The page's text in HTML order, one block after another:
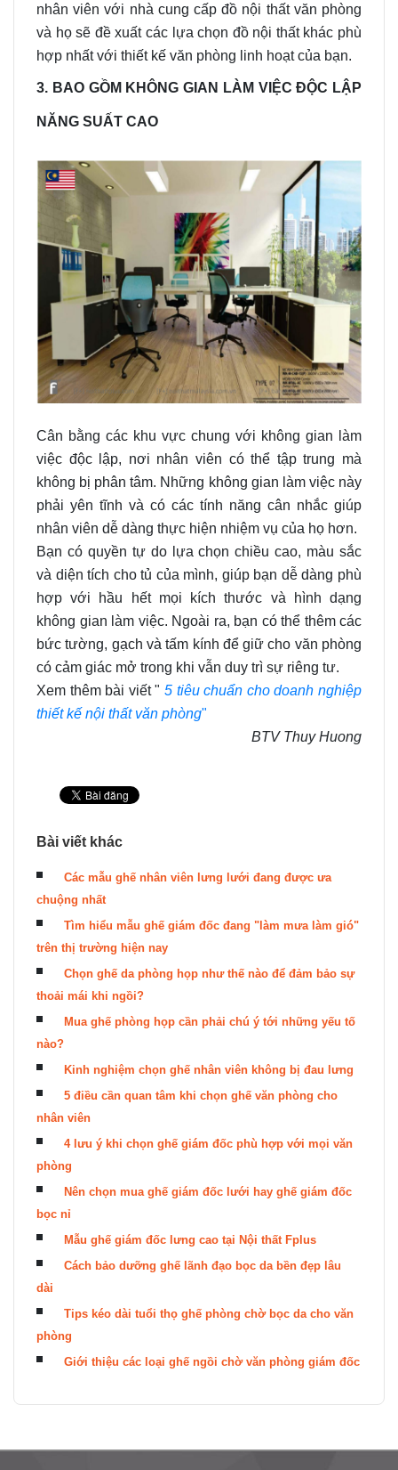
nhân viên với nhà cung cấp đồ nội thất văn phòng
và họ sẽ đề xuất các lựa chọn đồ nội thất khác phù
hợp nhất với thiết kế văn phòng linh hoạt của bạn.
3. BAO GỒM KHÔNG GIAN LÀM VIỆC ĐỘC LẬP
NĂNG SUẤT CAO
Cân bằng các khu vực chung với không gian làm
việc độc lập, nơi nhân viên có thể tập trung mà
không bị phân tâm. Những không gian làm việc này
phải yên tĩnh và có các tính năng cân nhắc giúp
nhân viên dễ dàng thực hiện nhiệm vụ của họ hơn.
Bạn có quyền tự do lựa chọn chiều cao, màu sắc
và diện tích cho tủ của mình, giúp bạn dễ dàng phù
hợp với hầu hết mọi kích thước và hình dạng
không gian làm việc. Ngoài ra, bạn có thể thêm các
bức tường, gạch và tấm kính để giữ cho văn phòng
có cảm giác mở trong khi vẫn duy trì sự riêng tư.
Xem thêm bài viết " 5 tiêu chuẩn cho doanh nghiệp
thiết kế nội thất văn phòng"
BTV Thuy Huong
Bài viết khác
Các mẫu ghế nhân viên lưng lưới đang được ưa
chuộng nhất
Tìm hiểu mẫu ghế giám đốc đang "làm mưa làm gió"
trên thị trường hiện nay
Chọn ghế da phòng họp như thế nào để đảm bảo sự
thoải mái khi ngồi?
Mua ghế phòng họp cần phải chú ý tới những yếu tố
nào?
Kinh nghiệm chọn ghế nhân viên không bị đau lưng
5 điều cần quan tâm khi chọn ghế văn phòng cho
nhân viên
4 lưu ý khi chọn ghế giám đốc phù hợp với mọi văn
phòng
Nên chọn mua ghế giám đốc lưới hay ghế giám đốc
bọc nỉ
Mẫu ghế giám đốc lưng cao tại Nội thất Fplus
Cách bảo dưỡng ghế lãnh đạo bọc da bền đẹp lâu
dài
Tips kéo dài tuổi thọ ghế phòng chờ bọc da cho văn
phòng
Giới thiệu các loại ghế ngồi chờ văn phòng giám đốc